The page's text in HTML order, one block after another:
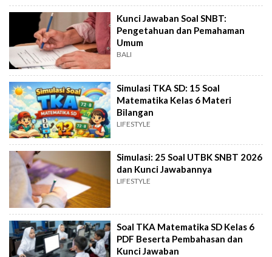
Kunci Jawaban Soal SNBT:
Pengetahuan dan Pemahaman
Umum
BALI
Simulasi TKA SD: 15 Soal
Matematika Kelas 6 Materi
Bilangan
LIFESTYLE
Simulasi: 25 Soal UTBK SNBT 2026
dan Kunci Jawabannya
LIFESTYLE
Soal TKA Matematika SD Kelas 6
PDF Beserta Pembahasan dan
Kunci Jawaban